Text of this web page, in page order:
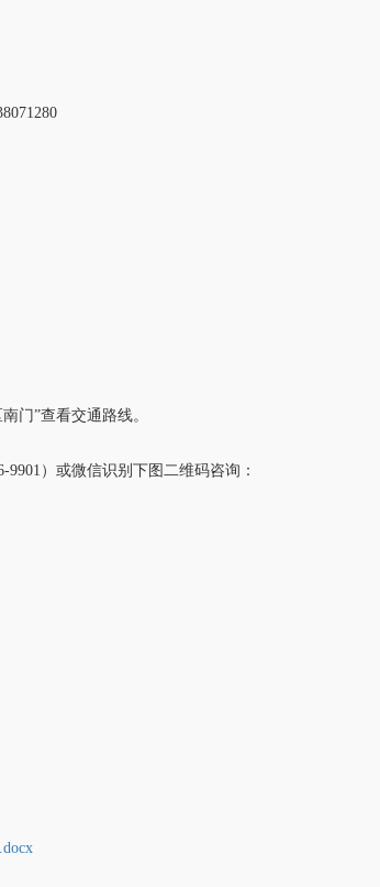
门”查看交通路线。
）或微信识别下图二维码咨询：